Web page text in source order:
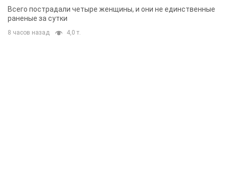
Всего пострадали четыре женщины, и они не единственные
раненые за сутки
8 часов назад 4,0 т.